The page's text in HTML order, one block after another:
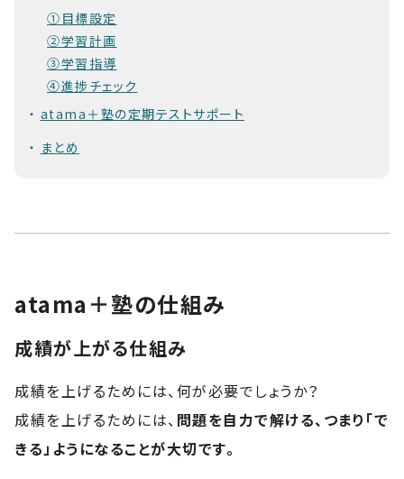
①目標設定
②学習計画
③学習指導
④進捗チェック
atama＋塾の定期テストサポート
まとめ
atama＋塾の仕組み
成績が上がる仕組み
成績を上げるためには、何が必要でしょうか？
成績を上げるためには、 問題を自力で解ける、つまり「で
きる」ようになることが大切です。